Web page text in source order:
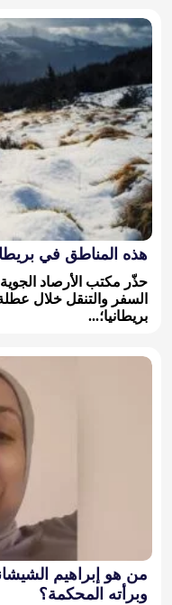
هذه المناطق في
حذّر مكتب الأرصاد
السفر والتنقل خلال
بريطانيا؛...
من هو إبراهيم
وبرأته المحكمة؟